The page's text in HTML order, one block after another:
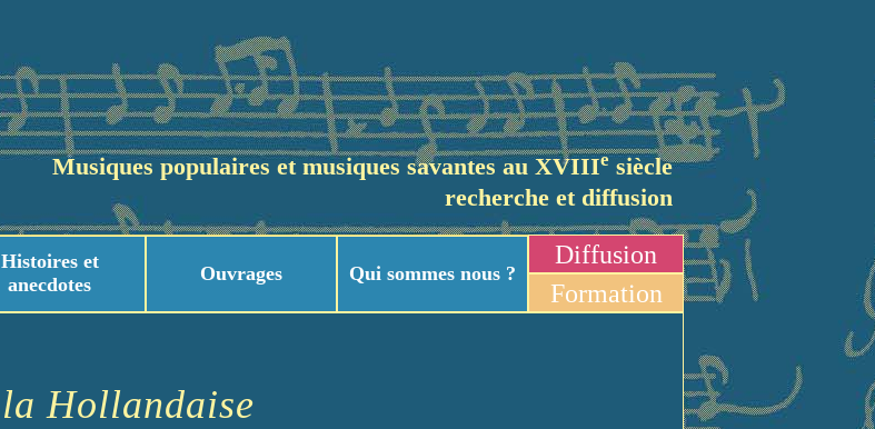
Musiques populaires et musiques savantes au XVIIIesiècle
recherche et diffusion
Histoires et
anecdotes
Ouvrages Qui sommes nous ?
Diffusion
Formation
la Hollandaise